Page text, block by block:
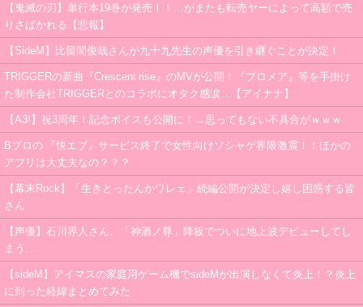
【鬼滅の刃】単行本19巻が発売！！…がまたも転売ヤーによって高額で売
りさばかれる【悲報】
【SideM】比留間俊哉さんが九十九先生の声優を引き継ぐことが決定！
TRIGGERの新曲『Crescent rise』のMVが公開！『プロメア』等を手掛け
た制作会社TRIGGERとのコラボにオタク感涙…【アイナナ】
【A3!】祝3周年！記念ボイスも公開に！→思ってもない不具合がｗｗｗ
Bプロの 『快エブ』サービス終了で女性向けソシャゲ界隈激震！！ほかの
アプリは大丈夫なの？？？
【幕末Rock】「生きとったんかワレェ」続編公開が決定し嬉し困惑する皆
さん
【声優】石川界人さん、「神酒ノ尊」降板でついに地上波デビューしてし
まう…
【sideM】アイマスの家庭用ゲーム機でsideMが出演しなくて炎上！？炎上
に到った経緯まとめてみた